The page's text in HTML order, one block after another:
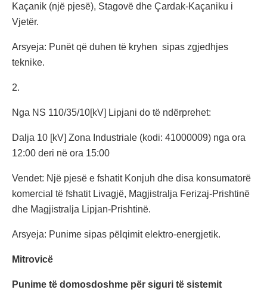
Kaçanik (një pjesë), Stagovë dhe Çardak-Kaçaniku i
Vjetër.
Arsyeja: Punët që duhen të kryhen sipas zgjedhjes
teknike.
2.
Nga NS 110/35/10[kV] Lipjani do të ndërprehet:
Dalja 10 [kV] Zona Industriale (kodi: 41000009) nga ora
12:00 deri në ora 15:00
Vendet: Një pjesë e fshatit Konjuh dhe disa konsumatorë
komercial të fshatit Livagjë, Magjistralja Ferizaj-Prishtinë
dhe Magjistralja Lipjan-Prishtinë.
Arsyeja: Punime sipas pëlqimit elektro-energjetik.
Mitrovicë
Punime të domosdoshme për siguri të sistemit